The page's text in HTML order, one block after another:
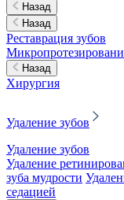
Назад
Назад
Реставрация зубов
Назад
Хирургия
Удаление зубов
Удаление зубов
Удаление
зуба мудрости
седацией